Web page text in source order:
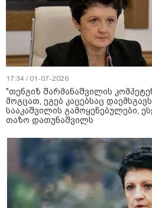
17:34 / 01-07-2026
"თენგიზ შარმანაშვილის
მოგცათ, ეგებ კაცებსაც
სააკაშვილის გამოყენებულები,
თაზო დათუნაშვილს